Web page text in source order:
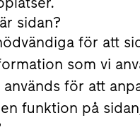
sidan?
för att
som vi
för att
funktion på